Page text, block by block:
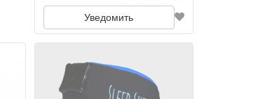
Уведомить